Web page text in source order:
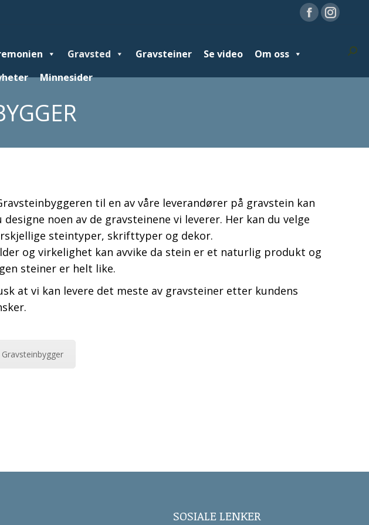
Facebook
in
opens
in
Gravsted Gravsteiner Se video
Om oss
Minnesider
til en av våre leverandører på gravstein kan
designe noen av de gravsteinene vi leverer. Her kan du velge
steintyper, skrifttyper og dekor.
og virkelighet kan avvike da stein er et naturlig produkt og
steiner er helt like.
at vi kan levere det meste av gravsteiner etter kundens
Gravsteinbygger
SOSIALE LENKER
Facebook
in
opens
in
Gravsted Gravsteiner Se video Om oss
Nyheter